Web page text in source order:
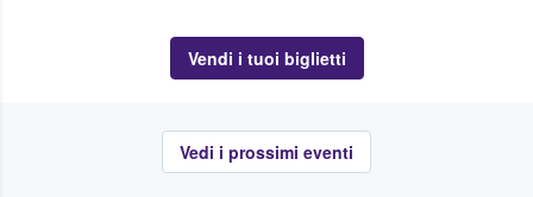
Vendi i tuoi biglietti
Vedi i prossimi eventi